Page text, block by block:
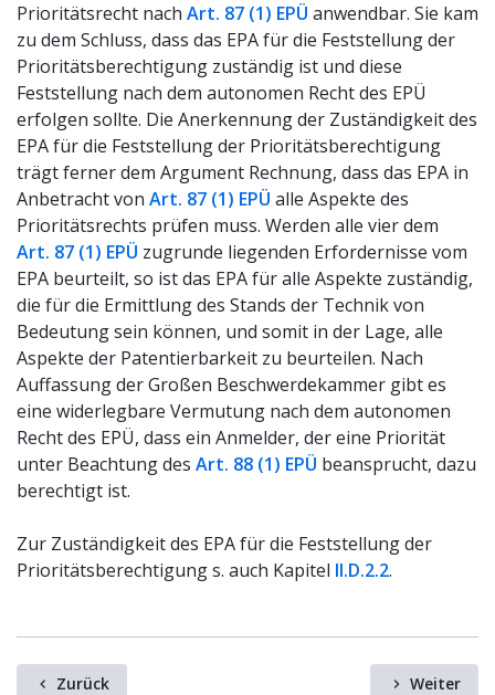
Prioritätsrecht nach Art. 87 (1) EPÜ anwendbar. Sie kam
zu dem Schluss, dass das EPA für die Feststellung der
Prioritätsberechtigung zuständig ist und diese
Feststellung nach dem autonomen Recht des EPÜ
erfolgen sollte. Die Anerkennung der Zuständigkeit des
EPA für die Feststellung der Prioritätsberechtigung
trägt ferner dem Argument Rechnung, dass das EPA in
Anbetracht von Art. 87 (1) EPÜ alle Aspekte des
Prioritätsrechts prüfen muss. Werden alle vier dem
Art. 87 (1) EPÜ zugrunde liegenden Erfordernisse vom
EPA beurteilt, so ist das EPA für alle Aspekte zuständig,
die für die Ermittlung des Stands der Technik von
Bedeutung sein können, und somit in der Lage, alle
Aspekte der Patentierbarkeit zu beurteilen. Nach
Auffassung der Großen Beschwerdekammer gibt es
eine widerlegbare Vermutung nach dem autonomen
Recht des EPÜ, dass ein Anmelder, der eine Priorität
unter Beachtung des Art. 88 (1) EPÜ beansprucht, dazu
berechtigt ist.
Zur Zuständigkeit des EPA für die Feststellung der
Prioritätsberechtigung s. auch Kapitel II.D.2.2.
Zurück Weiter